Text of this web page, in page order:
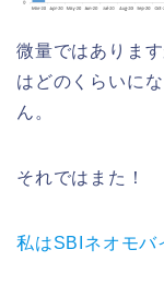
微量ではありま
はどのくらいに
ん。
それではまた！
私はSBIネオモバ